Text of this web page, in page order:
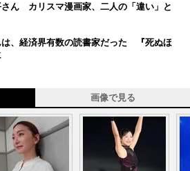
ん カリスマ漫画家、二人の「違い」と
、経済界有数の読書家だった 『死ぬほ
画像で見る